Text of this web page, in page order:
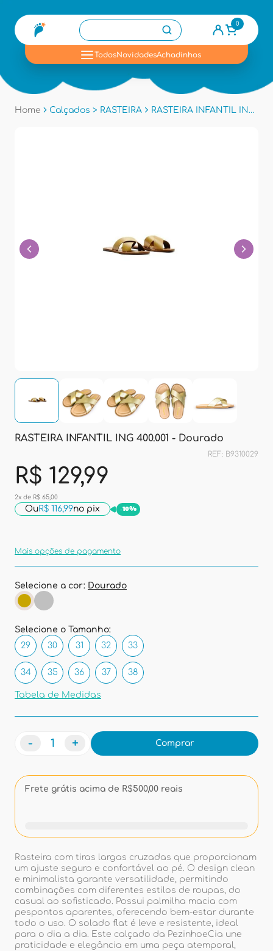
0
TodosNovidadesAchadinhos
Home Calçados > RASTEIRA RASTEIRA INFANTIL ING 400.001 - Dourado
RASTEIRA INFANTIL ING 400.001 - Dourado
REF: B9310029
R$ 129,99
2x de R$ 65,00
OuR$ 116,99no pix -10%
Mais opções de pagamento
Selecione a cor: Dourado
Selecione o Tamanho:
29
30 31 32 33
34 35 36 37 38
Tabela de Medidas
- + Comprar
Frete grátis acima de R$500,00 reais
Rasteira com tiras largas cruzadas que proporcionam
um ajuste seguro e confortável ao pé. O design clean
e minimalista garante versatilidade, permitindo
combinações com diferentes estilos de roupas, do
casual ao sofisticado. Possui palmilha macia com
pespontos aparentes, oferecendo bem-estar durante
todo o uso. O solado flat é leve e resistente, ideal
para o dia a dia. Este calçado da PezinhoeCia une
praticidade e elegância em uma peça atemporal,